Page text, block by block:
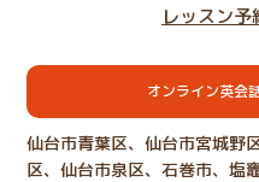
レッスン予
オンライン英会
仙台市青葉区、仙台市宮城野
区、仙台市泉区、石巻市、塩